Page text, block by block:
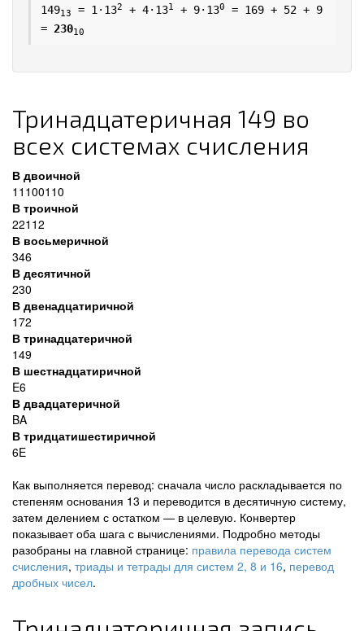
14913 = 1·132 + 4·131 + 9·130
= 169 + 52 + 9
= 23010
Тринадцатеричная 149 во
всех системах счисления
В двоичной
11100110
В троичной
22112
В восьмеричной
346
В десятичной
230
В двенадцатиричной
172
В тринадцатеричной
149
В шестнадцатиричной
E6
В двадцатеричной
BA
В тридцатишестиричной
6E
Как выполняется перевод: сначала число раскладывается по
степеням основания 13 и переводится в десятичную систему,
затем делением с остатком — в целевую. Конвертер
показывает оба шага с вычислениями. Подробно методы
разобраны на главной странице: правила перевода систем
счисления, триады и тетрады для систем 2, 8 и 16, перевод
дробных чисел.